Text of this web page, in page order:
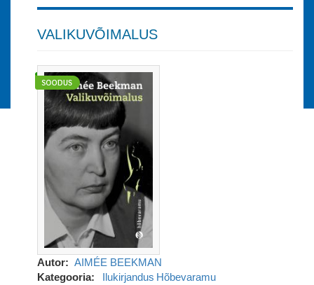
Account
Menu
out)
VALIKUVÕIMALUS
Autor
AIMÉE BEEKMAN
Kategooria
Ilukirjandus Hõbevaramu